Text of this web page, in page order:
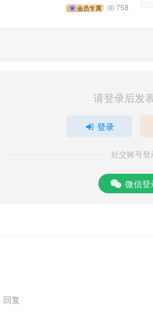
会员专属 758
请登录后发
登录
社交账号登
微信登
回复